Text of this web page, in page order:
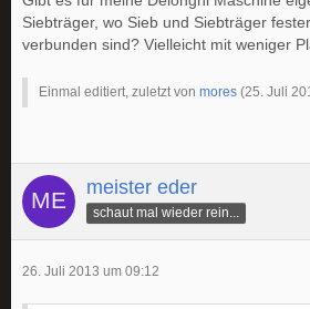
Siebträger, wo Sieb und Siebträger
verbunden sind? Vielleicht mit weniger
Einmal editiert, zuletzt von mores (25. Juli
meister eder
schaut mal wieder rein...
26. Juli 2013 um 09:12